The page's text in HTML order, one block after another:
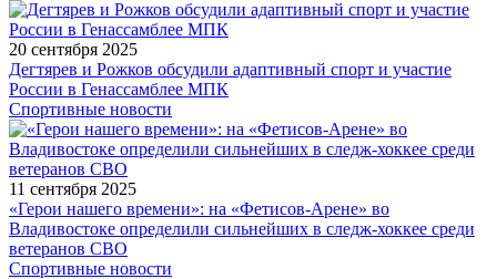
20 сентября 2025
Дегтярев и Рожков обсудили адаптивный спорт и участие
России в Генассамблее МПК
Спортивные новости
11 сентября 2025
«Герои нашего времени»: на «Фетисов-Арене» во
Владивостоке определили сильнейших в следж-хоккее среди
ветеранов СВО
Спортивные новости